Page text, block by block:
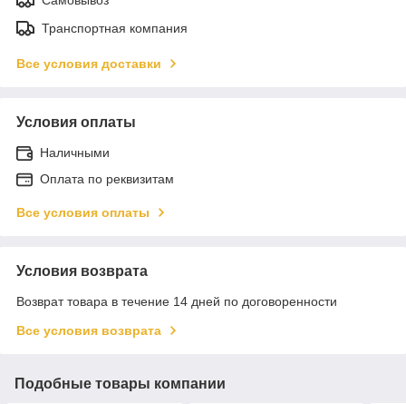
Транспортная компания
Все условия доставки
Условия оплаты
Наличными
Оплата по реквизитам
Все условия оплаты
Условия возврата
Возврат товара в течение 14 дней по договоренности
Все условия возврата
Подобные товары компании